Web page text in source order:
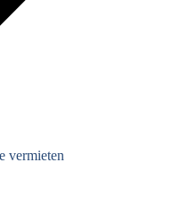
vermieten